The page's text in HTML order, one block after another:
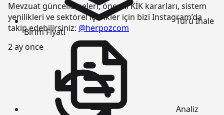
Mevzuat güncellemeleri, önemli KİK kararları, sistem
yenilikleri ve sektörel içerikler için bizi Instagram’da
takip edebilirsiniz: @herpozcom
2 ay önce
Türüİhale
Birim Fiyatı
Analiz